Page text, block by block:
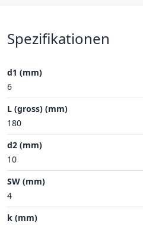
Spezifikationen
d1 (mm)
6
L (gross) (mm)
180
d2 (mm)
10
SW (mm)
4
k (mm)